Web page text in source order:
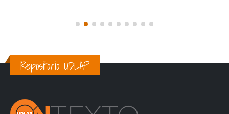
Repositorio UDLAP